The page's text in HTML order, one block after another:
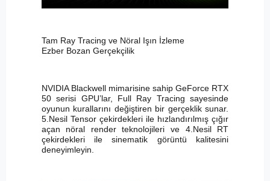
Tam Ray Tracing ve Nöral Işın İzleme
Ezber Bozan Gerçekçilik
NVIDIA Blackwell mimarisine sahip GeForce RTX
50 serisi GPU’lar, Full Ray Tracing sayesinde
oyunun kurallarını değiştiren bir gerçeklik sunar.
5.Nesil Tensor çekirdekleri ile hızlandırılmış çığır
açan nöral render teknolojileri ve 4.Nesil RT
çekirdekleri ile sinematik görüntü kalitesini
deneyimleyin.